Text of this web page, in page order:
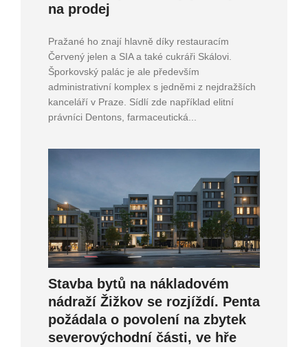
na prodej
Pražané ho znají hlavně díky restauracím
Červený jelen a SIA a také cukráři Skálovi.
Šporkovský palác je ale především
administrativní komplex s jedněmi z nejdražších
kanceláří v Praze. Sídlí zde například elitní
právníci Dentons, farmaceutická...
Stavba bytů na nákladovém
nádraží Žižkov se rozjíždí. Penta
požádala o povolení na zbytek
severovýchodní části, ve hře